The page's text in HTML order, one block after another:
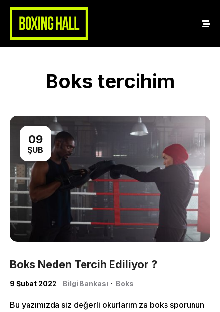
Boks tercihim
09
ŞUB
Boks Neden Tercih Ediliyor ?
9 Şubat 2022 Bilgi Bankası · Boks
Bu yazımızda siz değerli okurlarımıza boks sporunun
Home
About Us
Classes
Shop